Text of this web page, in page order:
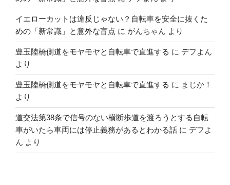
イエローカットは違反じゃない？自転車を安全に抜くた
めの「新常識」と意外な盲点 に がんちゃん より
豊玉陸橋側道をモヤモヤと自転車で直進する に デフよん
より
豊玉陸橋側道をモヤモヤと自転車で直進する に まじか！
より
道交法第38条で信号のない横断歩道を渡ろうとする自転
車がいたら車両には停止義務があるとわかる話 に デフよ
ん より